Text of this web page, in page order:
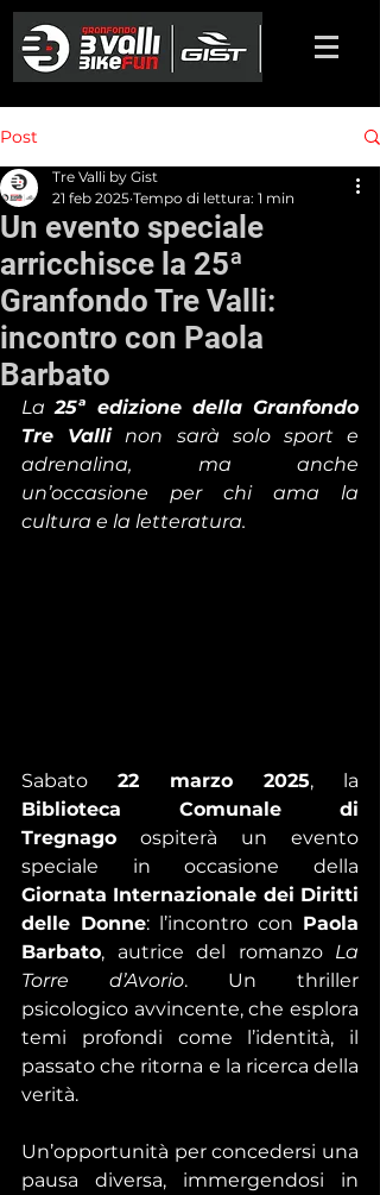
Post
Un evento speciale
arricchisce la 25ª
Granfondo Tre Valli:
incontro con Paola
Barbato
Tre Valli by Gist
21 feb 2025 Tempo di lettura: 1 min
La 25ª edizione della Granfondo
Tre Valli non sarà solo sport e
adrenalina, ma anche
un’occasione per chi ama la
cultura e la letteratura.
Sabato 22 marzo 2025
Biblioteca Comunale di
Tregnago ospiterà un evento
Giornata Internazionale dei Diritti
delle Donne: l’incontro con Paola
Barbato, autrice del romanzo La
Torre d’Avorio. Un thriller
psicologico avvincente, che esplora
temi profondi come l’identità, il
passato che ritorna e la ricerca della
verità.
Un’opportunità per concedersi una
pausa diversa, immergendosi in